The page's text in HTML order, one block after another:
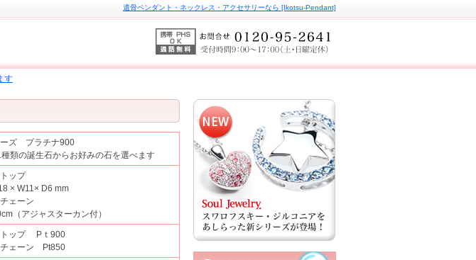
遺骨ペンダント・ネックレス・アクセサリーなら [Ikotsu-Pendant]
す
ーズ プラチナ900
種類の誕生石からお好みの石を選べます
トップ
× W11× D6 mm
チェーン
（アジャスターカン付）
トップ Pｔ900
チェーン Pt850